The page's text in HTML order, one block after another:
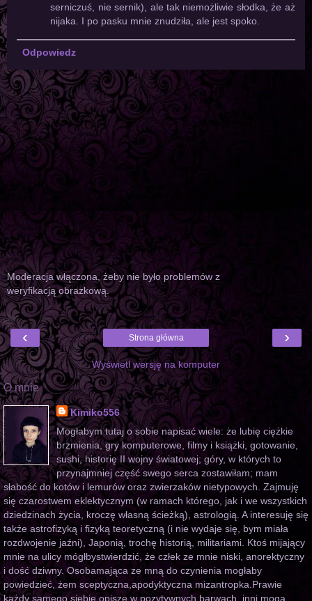
serniczuś, nie sernik), ale tak niemożliwie słodka, że aż
nijaka. I po pasku mnie znudziła, ale jest spoko.
Odpowiedz
Moderacja włączona, żeby nie było problemów z
weryfikacją obrazkową.
‹ ›
Strona główna
Wyświetl wersję na komputer
O mnie
Kimiko556
Mogłabym tutaj o sobie napisać wiele: że lubię ciężkie
brzmienia, gry komputerowe, filmy i książki, gotowanie,
sushi, historię II wojny światowej; góry, w których to
przynajmniej część swego serca zostawiłam; mam
słabość do kotów i lemurów oraz zwierzaków nietypowych. Zajmuję
się czarostwem eklektycznym (w ramach którego, jak i we wszystkich
dziedzinach życia, kroczę własną ścieżką), astrologią. A interesuję się
także astrofizyką i fizyką teoretyczną (i nie wydaje się, bym miała
rozdwojenie jaźni), Japonią, trochę historią, militariami. Ktoś mijający
mnie na ulicy mógłbystwierdzić, że człek ze mnie niski, anorektyczny
i dość dziwny. Osobamająca ze mną do czynienia mogłaby
powiedzieć, żem sceptyczna,apodyktyczna mizantropka.Prawie
każdy samego siebie opisze w pozytywnych barwach, inni mogą